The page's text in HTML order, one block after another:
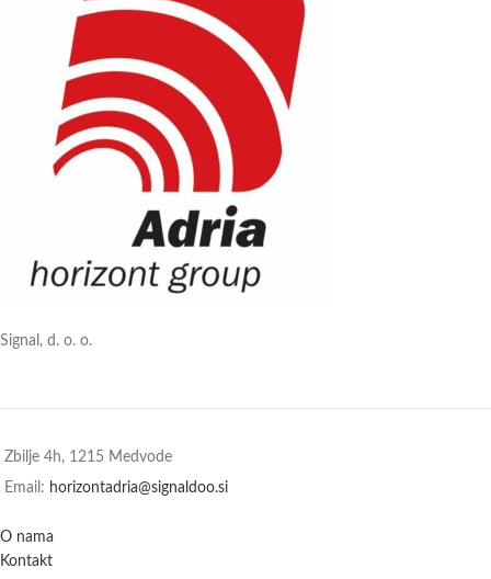
Signal, d. o. o.
Zbilje 4h, 1215 Medvode
Email: horizontadria@signaldoo.si
O nama
Kontakt